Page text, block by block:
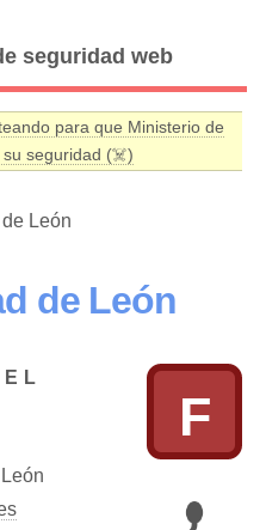
seguridad web
para que Ministerio de
su seguridad (☠️)
León
de León
F